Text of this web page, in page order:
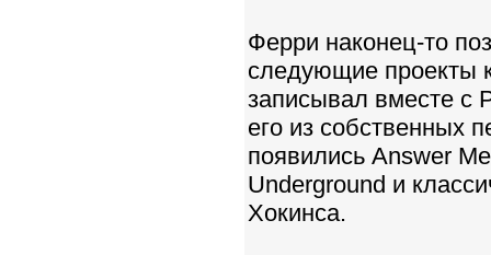
Ферри наконец-то
следующие проекты
записывал вместе с
его из собственных
появились Answer
Underground и
Хокинса.